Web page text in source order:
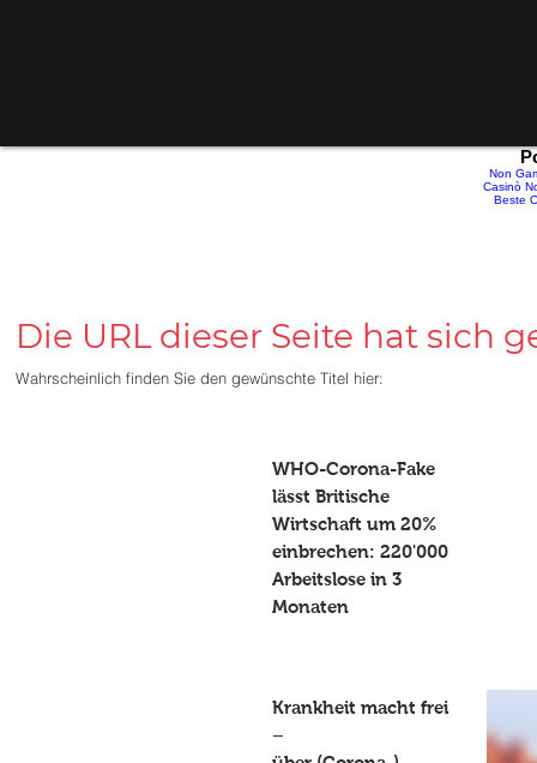
Die URL dieser Seite hat sich
Wahrscheinlich finden Sie den gewünschte Titel hier:
WHO-Corona-Fake
lässt Britische
Wirtschaft um 20%
einbrechen: 220'000
Arbeitslose in 3
Monaten
Krankheit macht frei
–
Non
Casinò
Beste